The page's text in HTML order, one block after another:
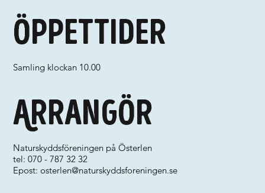
Arrangör
Naturskyddsföreningen på Österlen
tel: 070 - 787 32 32
Epost:osterlen@naturskyddsforeningen.se
Öppettider
Samling klockan 10.00